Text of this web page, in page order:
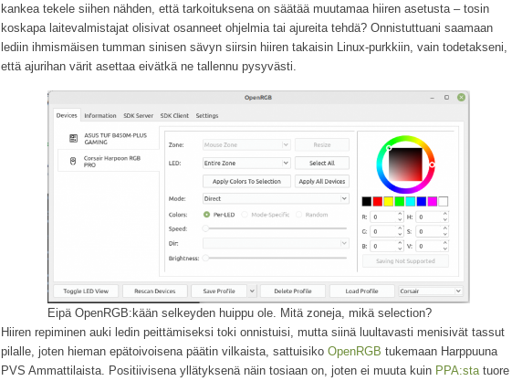
kankea tekele siihen nähden, että tarkoituksena on säätää muutamaa hiiren asetusta – tosin
koskapa laitevalmistajat olisivat osanneet ohjelmia tai ajureita tehdä? Onnistuttuani saamaan
lediin ihmismäisen tumman sinisen sävyn siirsin hiiren takaisin Linux-purkkiin, vain todetakseni,
että ajurihan värit asettaa eivätkä ne tallennu pysyvästi.
Eipä OpenRGB:kään selkeyden huippu ole. Mitä zoneja, mikä selection?
Hiiren repiminen auki ledin peittämiseksi toki onnistuisi, mutta siinä luultavasti menisivät tassut
pilalle, joten hieman epätoivoisena päätin vilkaista, sattuisiko OpenRGB tukemaan Harppuuna
PVS Ammattilaista. Positiivisena yllätyksenä näin tosiaan on, joten ei muuta kuin PPA:sta tuore